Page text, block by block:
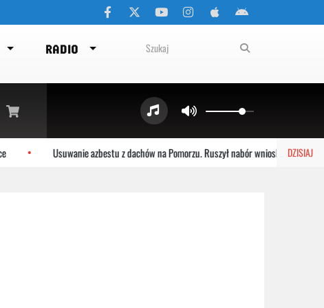
RADIO
DZISIAJ
Usuwanie azbestu z dachów na Pomorzu. Ruszył nabór wniosków